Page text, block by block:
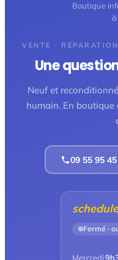
Boutique
à
VENTE ·
Une
Neuf et
humain. En
09 55 95
schedule
Fermé ·
Mercredi